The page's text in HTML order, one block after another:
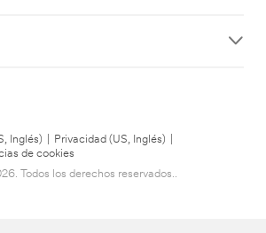
Inglés) Privacidad (US, Inglés)
de cookies
Todos los derechos reservados..